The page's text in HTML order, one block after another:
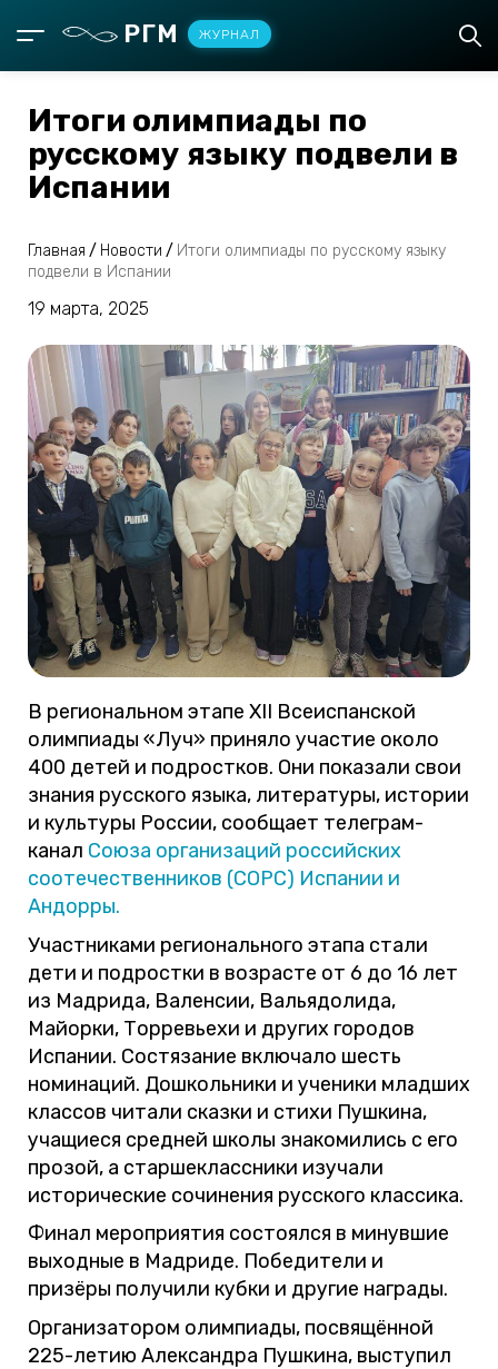
РГМ ЖУРНАЛ
Итоги олимпиады по
русскому языку подвели в
Испании
Главная / Новости / Итоги олимпиады по русскому языку
подвели в Испании
19 марта, 2025
В региональном этапе XII Всеиспанской
олимпиады «Луч» приняло участие около
400 детей и подростков. Они показали свои
знания русского языка, литературы, истории
и культуры России, сообщает телеграм-
канал Союза организаций российских
соотечественников (СОРС) Испании и
Андорры.
Участниками регионального этапа стали
дети и подростки в возрасте от 6 до 16 лет
из Мадрида, Валенсии, Вальядолида,
Майорки, Торревьехи и других городов
Испании. Состязание включало шесть
номинаций. Дошкольники и ученики младших
классов читали сказки и стихи Пушкина,
учащиеся средней школы знакомились с его
прозой, а старшеклассники изучали
исторические сочинения русского классика.
Финал мероприятия состоялся в минувшие
выходные в Мадриде. Победители и
призёры получили кубки и другие награды.
Организатором олимпиады, посвящённой
225-летию Александра Пушкина, выступил